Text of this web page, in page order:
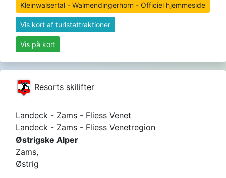
Kleinwalsertal - Walmendingerhorn - Officiel hjemmeside
Vis kort af turistattraktioner
Vis på kort
Resorts skilifter
Landeck - Zams - Fliess Venet
Landeck - Zams - Fliess Venetregion
Østrigske Alper
Zams,
Østrig